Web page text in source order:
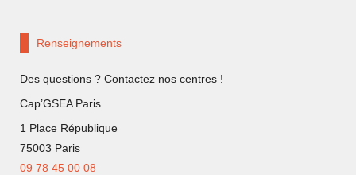
Renseignements
Des questions ? Contactez nos centres !
Cap’GSEA Paris
1 Place République
75003 Paris
09 78 45 00 08